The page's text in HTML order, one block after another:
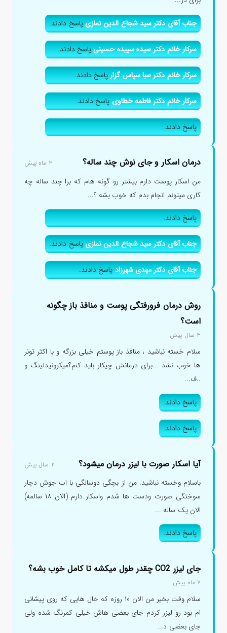
جناب آقای دکتر سید شجاع الدین نمازیپاسخ دادند.
سرکار خانم دکتر سیده سپیده حسینیپاسخ دادند.
سرکار خانم دکتر سبا سپاس گزارپاسخ دادند.
سرکار خانم دکتر فاطمه خطاویپاسخ دادند.
پاسخ دادند.
درمان اسکار و جای نوش چند ساله؟ ۳ ماه پیش
من اسکار پوست دارم بیشتر رو گونه هام که برا چند ساله چه
کاری میتونم انجام بدم که خوب بشه ؟...
پاسخ دادند.
جناب آقای دکتر سید شجاع الدین نمازیپاسخ دادند.
جناب آقای دکتر مهدی شهرزادپاسخ دادند.
روش درمان فرورفتگی پوست و منافذ باز چگونه
است؟
۳ سال پیش
سلام خسته نباشید ، منافذ باز پوستم خیلی بزرگه و با اکثر تونر
ها خوب نشد ...برای درمانش چیکار باید کنم؟میکرونیدلینگ و
..ف...
پاسخ دادند.
پاسخ دادند.
آیا اسکار صورت با لیزر درمان میشود؟ ۲ سال پیش
باسلام وخسته نباشید. من از بچگی دوسالگی با اب جوش دچار
سوختگی صورت ودست ها شدم واسکار دارم (الان ۱۸ سالمه)
الان یک ساله ...
پاسخ دادند.
جای لیزر CO2 چقدر طول میکشه تا کامل خوب بشه؟
۷ ماه پیش
سلام وقت بخیر من الان ۱۰ روزه که خال هایی که روی پیشانی
ام بود رو لیزر کردم جای بعضی هاش خیلی کمرنگ شده ولی
جای بعضی د...